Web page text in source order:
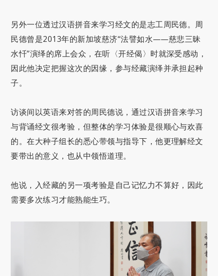
另外一位透过汉语拼音来学习经文的是志工周民德。周
民德曾是2013年的新加坡慈济“法譬如水——慈悲三昧
水忏”演绎的席上会众，在听〈开经偈〉时就深受感动，
因此他决定把握这次的因缘，参与经藏演绎并承担起种
子。
访谈间以英语来对答的周民德说，通过汉语拼音来学习
与背诵经文很考验，但整体的学习体验是很顺心与欢喜
的。在大种子组长的悉心带领与指导下，他更理解经文
要带出的意义，也从中领悟道理。
他说，入经藏的另一项考验是自己记忆力不算好，因此
需要多次练习才能熟能生巧。